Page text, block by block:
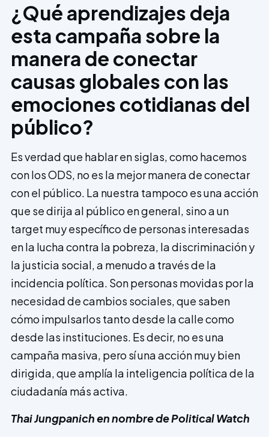
¿Qué aprendizajes deja
esta campaña sobre la
manera de conectar
causas globales con las
emociones cotidianas del
público?
Es verdad que hablar en siglas, como hacemos
con los ODS, no es la mejor manera de conectar
con el público. La nuestra tampoco es una acción
que se dirija al público en general, sino a un
target muy específico de personas interesadas
en la lucha contra la pobreza, la discriminación y
la justicia social, a menudo a través de la
incidencia política. Son personas movidas por la
necesidad de cambios sociales, que saben
cómo impulsarlos tanto desde la calle como
desde las instituciones. Es decir, no es una
campaña masiva, pero sí una acción muy bien
dirigida, que amplía la inteligencia política de la
ciudadanía más activa.
Thai Jungpanich en nombre de Political Watch